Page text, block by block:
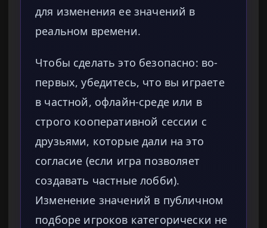
для изменения ее значений в
реальном времени.
Чтобы сделать это безопасно: во-
первых, убедитесь, что вы играете
в частной, офлайн-среде или в
строго кооперативной сессии с
друзьями, которые дали на это
согласие (если игра позволяет
создавать частные лобби).
Изменение значений в публичном
подборе игроков категорически не